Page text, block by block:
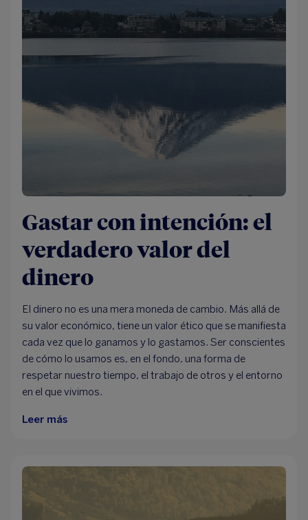
Gastar con intención: el
verdadero valor del
dinero
El dinero no es una mera moneda de cambio. Más allá de
su valor económico, tiene un valor ético que se manifiesta
cada vez que lo ganamos y lo gastamos. Ser conscientes
de cómo lo usamos es, en el fondo, una forma de
respetar nuestro tiempo, el trabajo de otros y el entorno
en el que vivimos.
Leer más